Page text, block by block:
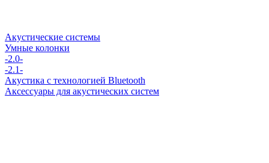
Акустические системы
Умные колонки
-2.0-
-2.1-
Акустика с технологией Bluetooth
Аксессуары для акустических систем